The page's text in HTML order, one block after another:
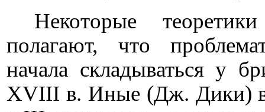
Некоторые
полагают, что
начала складываться у
XVIII в. Иные (Дж. Дики)